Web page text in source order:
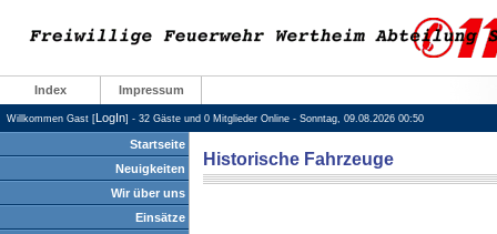
Index Impressum
Willkommen Gast [LogIn] - 32 Gäste und 0 Mitglieder Online - Sonntag, 09.08.2026 00:50
Startseite
Neuigkeiten
Wir über uns
Einsätze
Historische Fahrzeuge